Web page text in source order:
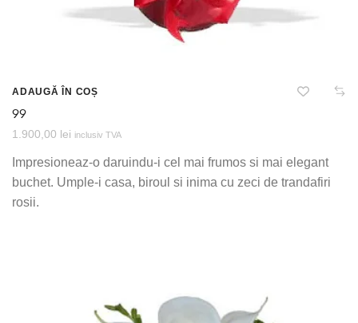
ADAUGĂ ÎN COȘ
99
1.900,00 lei inclusiv TVA
Impresioneaz-o daruindu-i cel mai frumos si mai elegant
buchet. Umple-i casa, biroul si inima cu zeci de trandafiri
rosii.